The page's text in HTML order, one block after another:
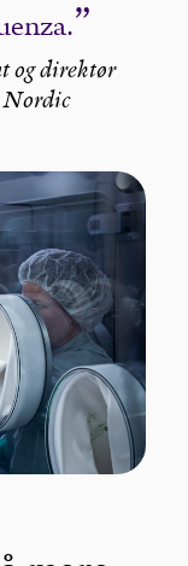
og direktør
Nordic